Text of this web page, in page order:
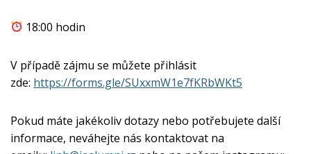
18:00 hodin
V případě zájmu se můžete přihlásit
zde: https://forms.gle/SUxxmW1e7fKRbWKt5
Pokud máte jakékoliv dotazy nebo potřebujete další
informace, neváhejte nás kontaktovat na